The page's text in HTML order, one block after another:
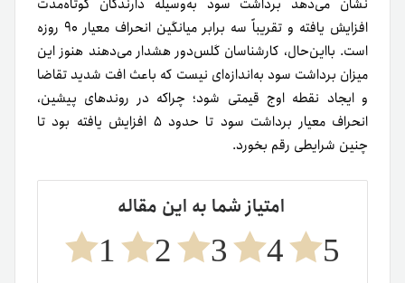
افزایش یافته و تقریباً سه برابر میانگین انحراف معیار ۹۰ روزه
است. با‌این‌حال، کارشناسان گلس‌دور هشدار می‌دهند هنوز این
میزان برداشت سود به‌اندازه‌ای نیست که باعث افت شدید تقاضا
و ایجاد نقطه اوج قیمتی شود؛ چراکه در روندهای پیشین،
انحراف معیار برداشت سود تا حدود ۵ افزایش یافته بود تا
چنین شرایطی رقم بخورد.
امتیاز شما به این مقاله
5
4
3
2
1